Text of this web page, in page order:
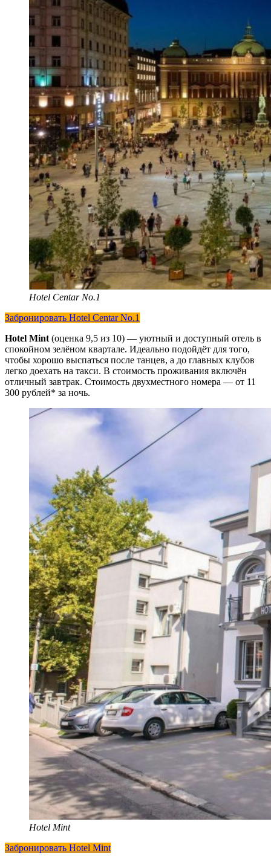
Hotel Centar No.1
Забронировать Hotel Centar No.1
Hotel Mint(оценка 9,5 из 10) — уютный и доступный отель в
спокойном зелёном квартале. Идеально подойдёт для того,
чтобы хорошо выспаться после танцев, а до главных клубов
легко доехать на такси. В стоимость проживания включён
отличный завтрак. Стоимость двухместного номера — от 11
300 рублей* за ночь.
Hotel Mint
Забронировать Hotel Mint